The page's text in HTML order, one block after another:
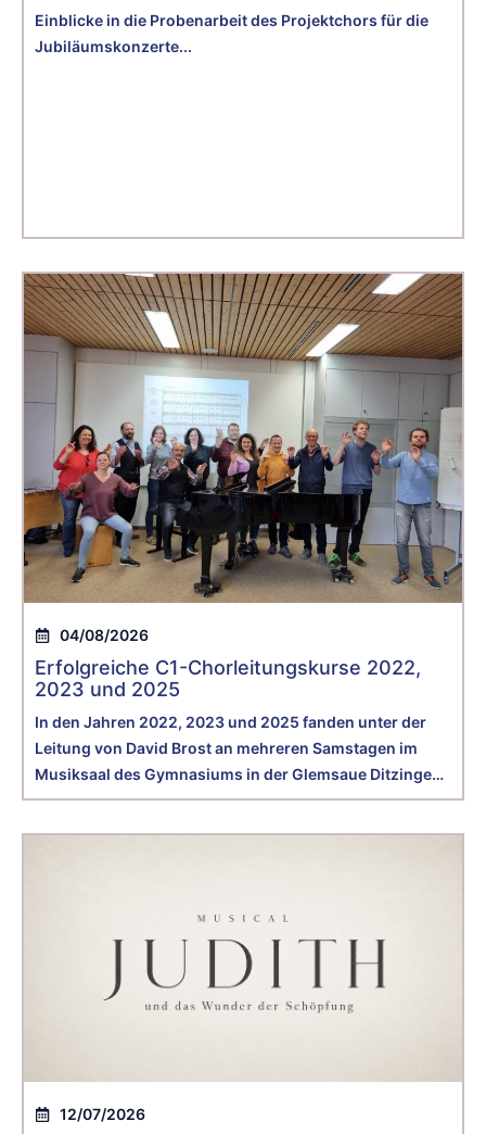
Einblicke in die Probenarbeit des Projektchors für die
Jubiläumskonzerte...
04/08/2026
Erfolgreiche C1-Chorleitungskurse 2022,
2023 und 2025
In den Jahren 2022, 2023 und 2025 fanden unter der
Leitung von David Brost an mehreren Samstagen im
Musiksaal des Gymnasiums in der Glemsaue Ditzingen
unsere C1-Chorleitungskurse statt.
12/07/2026